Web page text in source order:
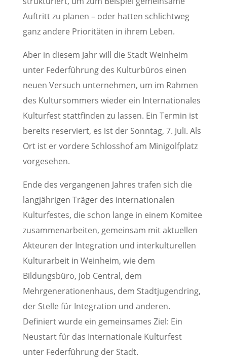
Auftritt zu planen – oder hatten schlichtweg
ganz andere Prioritäten in ihrem Leben.
Aber in diesem Jahr will die Stadt Weinheim
unter Federführung des Kulturbüros einen
neuen Versuch unternehmen, um im Rahmen
des Kultursommers wieder ein Internationales
Kulturfest stattfinden zu lassen. Ein Termin ist
bereits reserviert, es ist der Sonntag, 7. Juli. Als
Ort ist er vordere Schlosshof am Minigolfplatz
vorgesehen.
Ende des vergangenen Jahres trafen sich die
langjährigen Träger des internationalen
Kulturfestes, die schon lange in einem Komitee
zusammenarbeiten, gemeinsam mit aktuellen
Akteuren der Integration und interkulturellen
Kulturarbeit in Weinheim, wie dem
Bildungsbüro, Job Central, dem
Mehrgenerationenhaus, dem Stadtjugendring,
der Stelle für Integration und anderen.
Definiert wurde ein gemeinsames Ziel: Ein
Neustart für das Internationale Kulturfest
unter Federführung der Stadt.